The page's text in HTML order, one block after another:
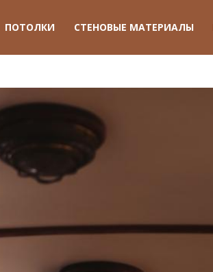
ПОТОЛКИ СТЕНОВЫЕ МАТЕРИАЛЫ